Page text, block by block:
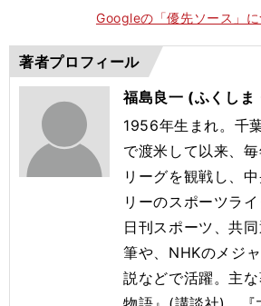
Googleの「優先ソース」に
著者プロフィール
福島良一 (ふくしま
1956年生まれ。千
で渡米して以来、
リーグを観戦し、
リーのスポーツラ
日刊スポーツ、共
筆や、NHKのメジ
説などで活躍。主